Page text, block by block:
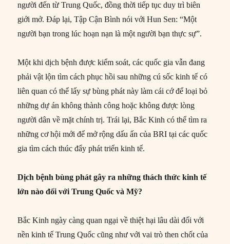
người đến từ Trung Quốc, đồng thời tiếp tục duy trì biên
giới mở. Đáp lại, Tập Cận Bình nói với Hun Sen: “Một
người bạn trong lúc hoạn nạn là một người bạn thực sự”.
Một khi dịch bệnh được kiểm soát, các quốc gia vẫn đang
phải vật lộn tìm cách phục hồi sau những cú sốc kinh tế có
liên quan có thể lấy sự bùng phát này làm cái cớ để loại bỏ
những dự án không thành công hoặc không được lòng
người dân về mặt chính trị. Trái lại, Bắc Kinh có thể tìm ra
những cơ hội mới để mở rộng dấu ấn của BRI tại các quốc
gia tìm cách thúc đẩy phát triển kinh tế.
Dịch bệnh bùng phát gây ra những thách thức kinh tế
lớn nào đối với Trung Quốc và Mỹ?
Bắc Kinh ngày càng quan ngại về thiệt hại lâu dài đối với
nền kinh tế Trung Quốc cũng như với vai trò then chốt của